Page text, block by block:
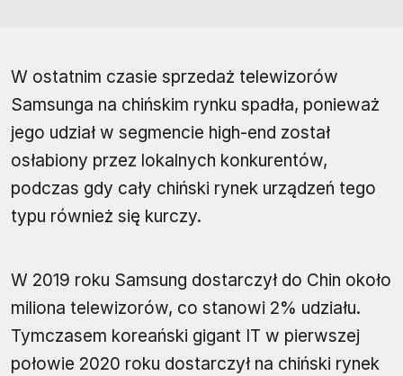
W ostatnim czasie sprzedaż telewizorów
Samsunga na chińskim rynku spadła, ponieważ
jego udział w segmencie high-end został
osłabiony przez lokalnych konkurentów,
podczas gdy cały chiński rynek urządzeń tego
typu również się kurczy.
W 2019 roku Samsung dostarczył do Chin około
miliona telewizorów, co stanowi 2% udziału.
Tymczasem koreański gigant IT w pierwszej
połowie 2020 roku dostarczył na chiński rynek